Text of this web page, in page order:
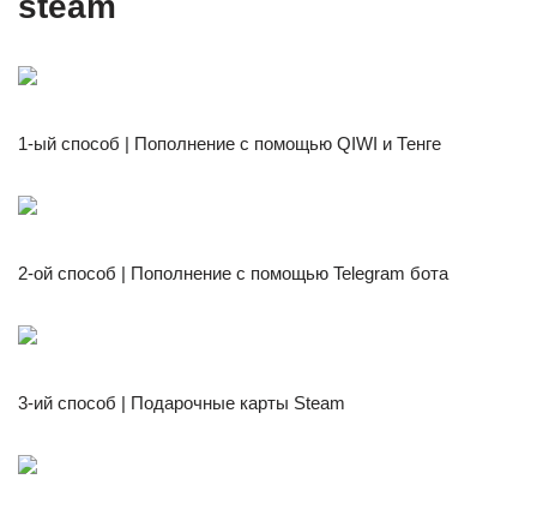
1-ый способ | Пополнение с помощью QIWI и Тенге
2-ой способ | Пополнение с помощью Telegram бота
3-ий способ | Подарочные карты Steam